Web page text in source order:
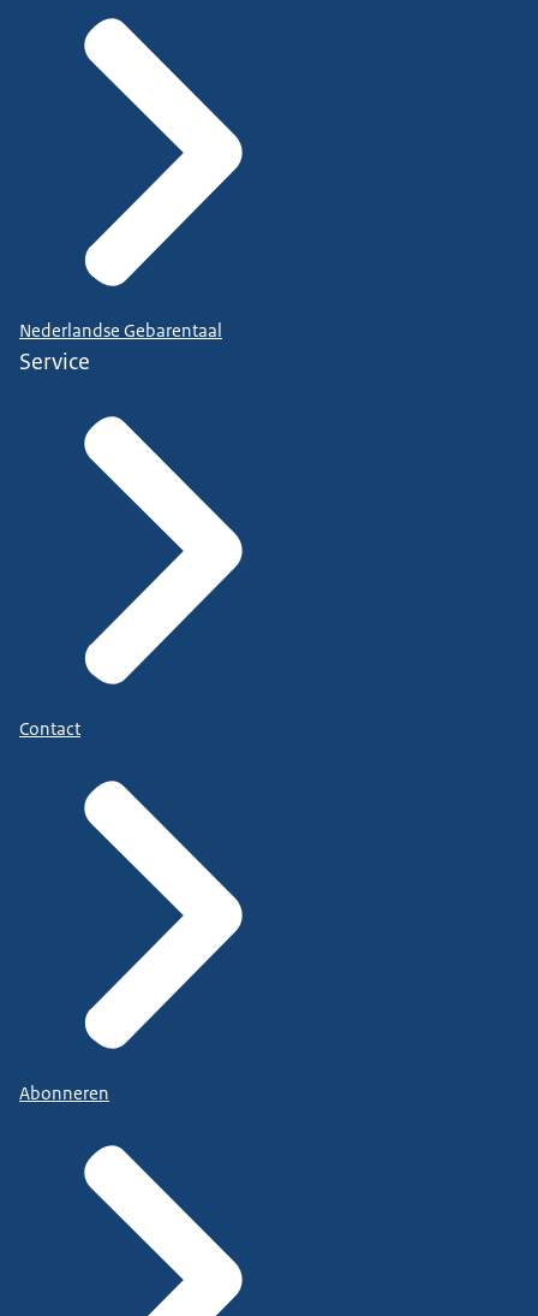
Nederlandse Gebarentaal
Service
Contact
Abonneren